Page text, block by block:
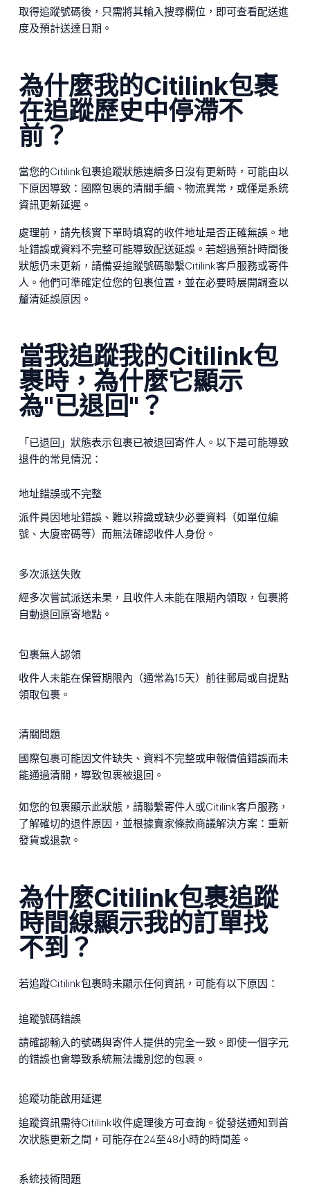
取得追蹤號碼後，只需將其輸入搜尋欄位，即可查看配送進
度及預計送達日期。
為什麼我的Citilink包裹
在追蹤歷史中停滯不
前？
當您的Citilink包裹追蹤狀態連續多日沒有更新時，可能由以
下原因導致：國際包裹的清關手續、物流異常，或僅是系統
資訊更新延遲。
處理前，請先核實下單時填寫的收件地址是否正確無誤。地
址錯誤或資料不完整可能導致配送延誤。若超過預計時間後
狀態仍未更新，請備妥追蹤號碼聯繫Citilink客戶服務或寄件
人。他們可準確定位您的包裹位置，並在必要時展開調查以
釐清延誤原因。
當我追蹤我的Citilink包
裹時，為什麼它顯示
為"已退回"？
「已退回」狀態表示包裹已被退回寄件人。以下是可能導致
退件的常見情況：
地址錯誤或不完整
派件員因地址錯誤、難以辨識或缺少必要資料（如單位編
號、大廈密碼等）而無法確認收件人身份。
多次派送失敗
經多次嘗試派送未果，且收件人未能在限期內領取，包裹將
自動退回原寄地點。
包裹無人認領
收件人未能在保管期限內（通常為15天）前往郵局或自提點
領取包裹。
清關問題
國際包裹可能因文件缺失、資料不完整或申報價值錯誤而未
能通過清關，導致包裹被退回。
如您的包裹顯示此狀態，請聯繫寄件人或Citilink客戶服務，
了解確切的退件原因，並根據賣家條款商議解決方案：重新
發貨或退款。
為什麼Citilink包裹追蹤
時間線顯示我的訂單找
不到？
若追蹤Citilink包裹時未顯示任何資訊，可能有以下原因：
追蹤號碼錯誤
請確認輸入的號碼與寄件人提供的完全一致。即使一個字元
的錯誤也會導致系統無法識別您的包裹。
追蹤功能啟用延遲
追蹤資訊需待Citilink收件處理後方可查詢。從發送通知到首
次狀態更新之間，可能存在24至48小時的時間差。
系統技術問題